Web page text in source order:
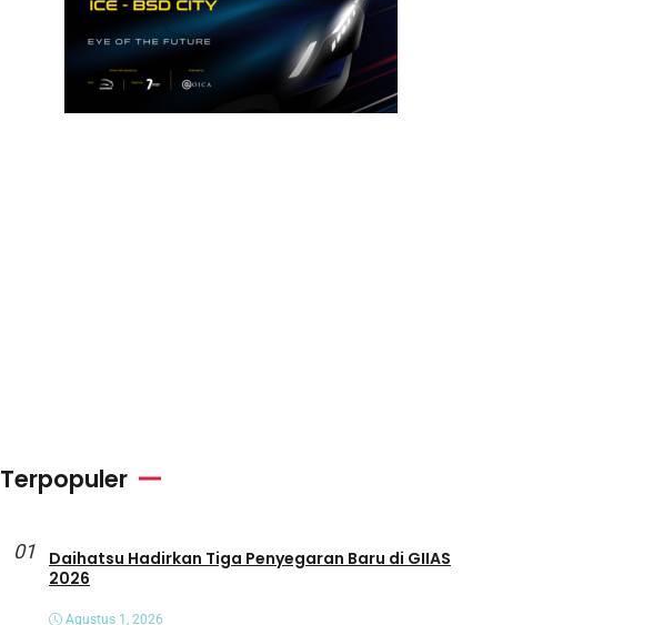
Terpopuler
01
Daihatsu Hadirkan Tiga Penyegaran Baru di GIIAS
2026
Agustus 1, 2026